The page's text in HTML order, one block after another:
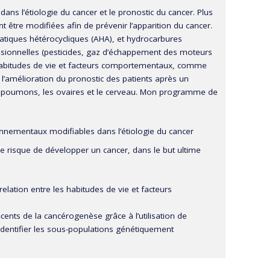
l’étiologie du cancer et le pronostic du cancer. Plus
être modifiées afin de prévenir l’apparition du cancer.
hétérocycliques (AHA), et hydrocarbures
(pesticides, gaz d’échappement des moteurs
de vie et facteurs comportementaux, comme
du pronostic des patients après un
les ovaires et le cerveau. Mon programme de
modifiables dans l’étiologie du cancer
risque de développer un cancer, dans le but ultime
entre les habitudes de vie et facteurs
de la cancérogenèse grâce à l’utilisation de
les sous-populations génétiquement